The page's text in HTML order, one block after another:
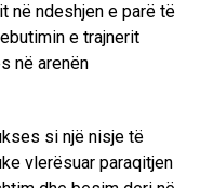
në ndeshjen e parë të
e trajnerit
në arenën
si një nisje të
vlerësuar paraqitjen